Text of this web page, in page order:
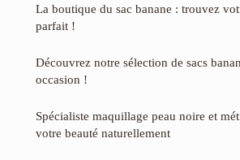
La boutique du sac banane : trouvez
parfait !
Découvrez notre sélection de sacs
occasion !
Spécialiste maquillage peau noire et
votre beauté naturellement